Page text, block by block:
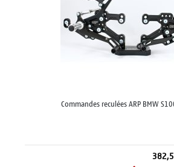
Commandes reculées ARP BMW